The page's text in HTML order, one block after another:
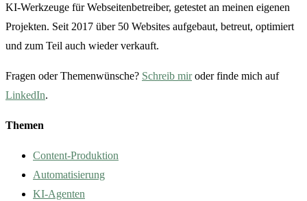
KI-Werkzeuge für Webseitenbetreiber, getestet an meinen eigenen
Projekten. Seit 2017 über 50 Websites aufgebaut, betreut, optimiert
und zum Teil auch wieder verkauft.
Fragen oder Themenwünsche? Schreib miroder finde mich auf
LinkedIn.
Themen
Content-Produktion
Automatisierung
KI-Agenten